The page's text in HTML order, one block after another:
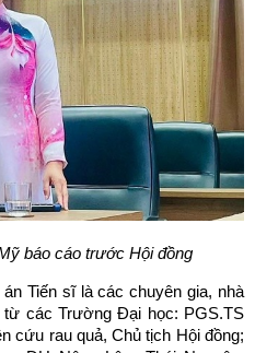
báo cáo trước Hội đồng
Tiến sĩ là các chuyên gia, nhà
từ các Trường Đại học: PGS.TS
cứu rau quả, Chủ tịch Hội đồng;